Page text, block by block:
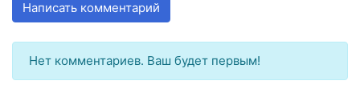
Написать комментарий
Нет комментариев. Ваш будет первым!